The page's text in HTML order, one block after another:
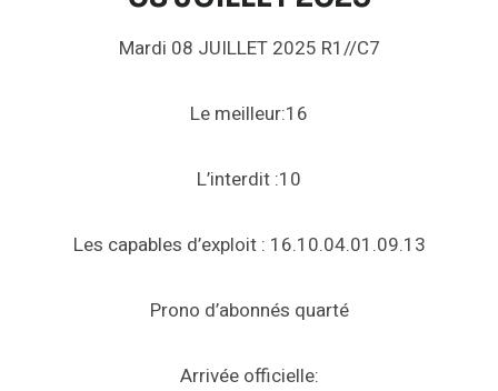
Mardi 08 JUILLET 2025 R1//C7
Le meilleur:16
L’interdit :10
Les capables d’exploit : 16.10.04.01.09.13
Prono d’abonnés quarté
Arrivée officielle: